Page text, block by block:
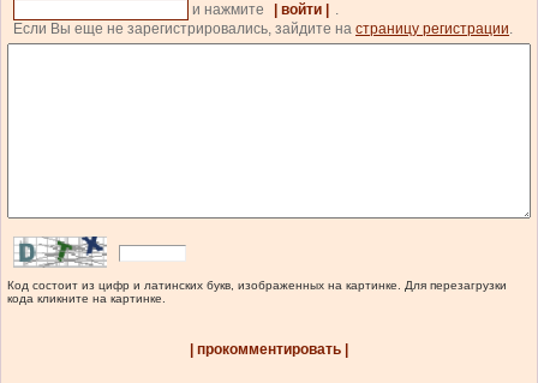
и нажмите
| войти |
.
Если Вы еще не зарегистрировались, зайдите на страницу регистрации.
Код состоит из цифр и латинских букв, изображенных на картинке. Для перезагрузки
кода кликните на картинке.
| прокомментировать |